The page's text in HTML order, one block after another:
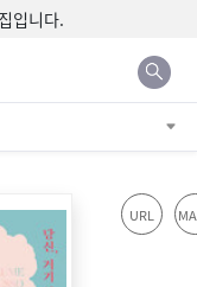
입니다.
URL